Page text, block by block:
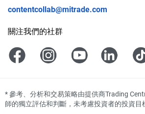
contentcollab@mitrade.com
關注我們的社群
*參考、分析和交易策略由提供商Trading
師的獨立評估和判斷，未考慮投資者的投資目